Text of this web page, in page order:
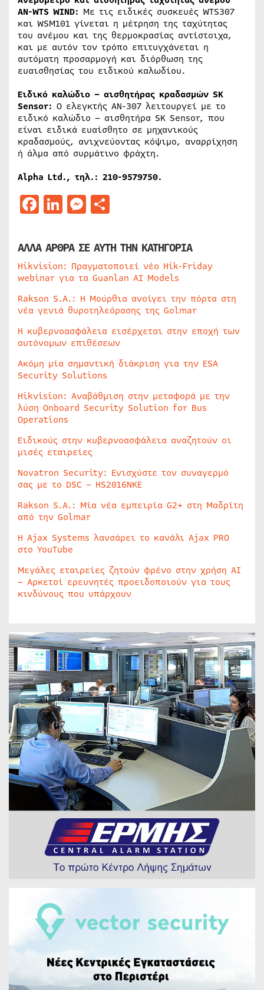
AN-WTS WIND: Με τις ειδικές συσκευές WTS307
και WSM101 γίνεται η μέτρηση της ταχύτητας
του ανέμου και της θερμοκρασίας αντίστοιχα,
και με αυτόν τον τρόπο επιτυγχάνεται η
αυτόματη προσαρμογή και διόρθωση της
ευαισθησίας του ειδικού καλωδίου.
Ειδικό καλώδιο – αισθητήρας κραδασμών SK
Sensor: Ο ελεγκτής ΑΝ-307 λειτουργεί με το
ειδικό καλώδιο – αισθητήρα SK Sensor, που
είναι ειδικά ευαίσθητο σε μηχανικούς
κραδασμούς, ανιχνεύοντας κόψιμο, αναρρίχηση
ή άλμα από συρμάτινο φράχτη.
Alpha Ltd., τηλ.: 210-9579750.
Facebook
LinkedIn
Messenger
ΑΛΛΑ ΑΡΘΡΑ ΣΕ ΑΥΤΗ ΤΗΝ ΚΑΤΗΓΟΡΙΑ
Hikvision: Πραγματοποιεί νέο Hik-Friday
webinar για τα Guanlan AI Models
Rakson S.A.: Η Μούρθια ανοίγει την πόρτα στη
νέα γενιά θυροτηλεόρασης της Golmar
Η κυβερνοασφάλεια εισέρχεται στην εποχή των
αυτόνομων επιθέσεων
Ακόμη μία σημαντική διάκριση για την ESA
Security Solutions
Hikvision: Αναβάθμιση στην μεταφορά με την
λύση Onboard Security Solution for Bus
Operations
Ειδικούς στην κυβερνοασφάλεια αναζητούν οι
μισές εταιρείες
Novatron Security: Ενισχύστε τον συναγερμό
σας με το DSC – HS2016NKE
Rakson S.A.: Μία νέα εμπειρία G2+ στη Μαδρίτη
από την Golmar
Η Ajax Systems λανσάρει το κανάλι Ajax PRO
στο YouTube
Μεγάλες εταιρείες ζητούν φρένο στην χρήση AI
– Αρκετοί ερευνητές προειδοποιούν για τους
κινδύνους που υπάρχουν